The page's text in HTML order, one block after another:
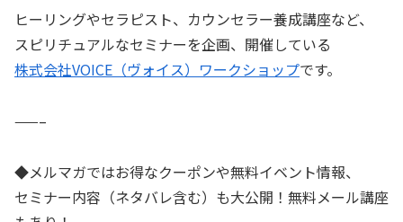
ヒーリングやセラピスト、カウンセラー養成講座など、
スピリチュアルなセミナーを企画、開催している
株式会社VOICE（ヴォイス）ワークショップです。
——–
◆メルマガではお得なクーポンや無料イベント情報、
セミナー内容（ネタバレ含む）も大公開！無料メール講座